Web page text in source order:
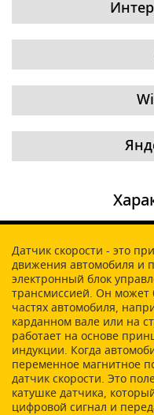
Датчик скорости - это
движения автомобиля и
электронный блок
трансмиссией. Он может
частях автомобиля,
карданном вале или на
работает на основе
индукции. Когда
переменное магнитное
датчик скорости. Это
катушке датчика,
цифровой сигнал и